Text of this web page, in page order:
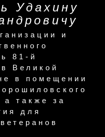
Удахину
и
81-й
Великой
в помещении
а также за
для